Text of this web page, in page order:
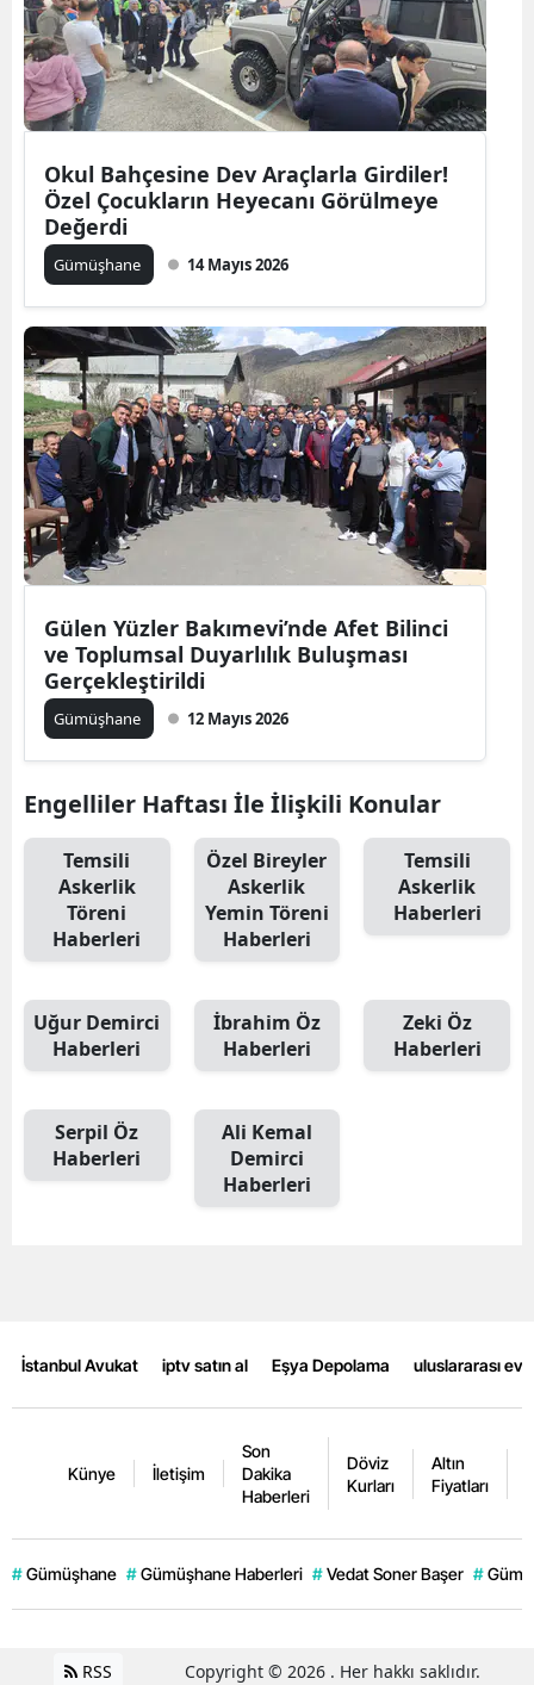
Uşak
Van
Yozgat
Zonguldak
Karaman
Kırıkkale
Batman
Şırnak
Bartın
Iğdır
Yalova
Kilis
Osmaniye
Düzce
Okul Bahçesine Dev Araçlarla Girdiler!
Özel Çocukların Heyecanı Görülmeye
Değerdi
Gümüşhane 14 Mayıs 2026
Gülen Yüzler Bakımevi’nde Afet Bilinci
ve Toplumsal Duyarlılık Buluşması
Gerçekleştirildi
Gümüşhane 12 Mayıs 2026
Engelliler Haftası İle İlişkili Konular
Temsili
Askerlik
Töreni
Haberleri
Özel Bireyler
Askerlik
Yemin Töreni
Haberleri
Temsili
Askerlik
Haberleri
Uğur Demirci
Haberleri
İbrahim Öz
Haberleri
Zeki Öz
Haberleri
Serpil Öz
Haberleri
Ali Kemal
Demirci
Haberleri
İstanbul Avukat iptv satın al Eşya Depolama uluslararası
Künye İletişim
Son
Dakika
Haberleri
Döviz
Kurları
Altın
Fiyatları
# Gümüşhane # Gümüşhane Haberleri # Vedat Soner Başer #
RSS Copyright © 2026 . Her hakkı saklıdır.